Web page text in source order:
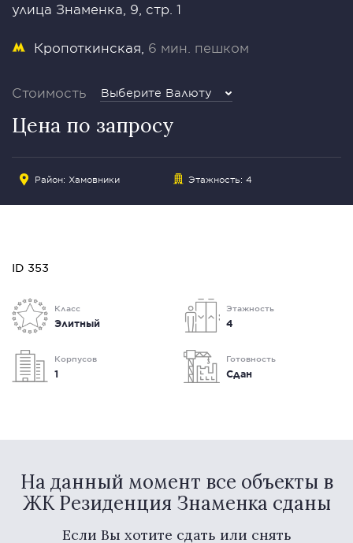
улица Знаменка, 9, стр. 1
Кропоткинская 6 мин. пешком
Стоимость Выберите Валюту
Цена по запросу
Район: Хамовники Этажность: 4
ID 353
Класс
Элитный
Этажность
4
Корпусов
1
Готовность
Сдан
На данный момент все объекты в
ЖК Резиденция Знаменка сданы
Если Вы хотите сдать или снять